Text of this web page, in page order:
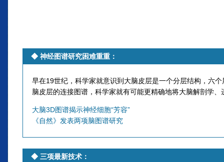
◆ 神经图谱研究困难重重 ：
早在19世纪，科学家就意识到大脑皮层是一个分层结构，六
脑皮层的连接图谱，科学家就有可能更精确地将大脑解剖学
大脑3D图谱揭示神经细胞“芳容”
《自然》发表两项脑图谱研究
◆ 三项最新技术 ：